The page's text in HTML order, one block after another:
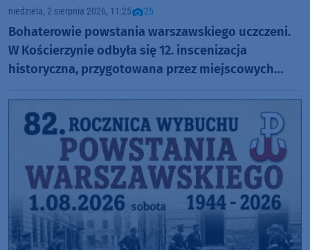
niedziela, 2 sierpnia 2026, 11:25 25
Bohaterowie powstania warszawskiego uczczeni.
W Kościerzynie odbyła się 12. inscenizacja
historyczna, przygotowana przez miejscowych